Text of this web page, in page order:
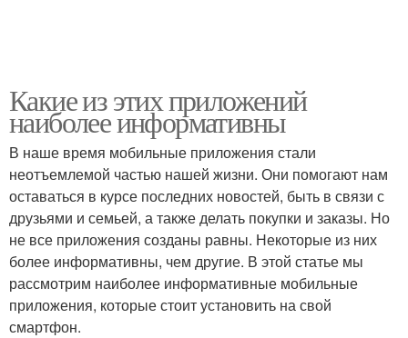
Какие из этих приложений
наиболее информативны
В наше время мобильные приложения стали
неотъемлемой частью нашей жизни. Они помогают нам
оставаться в курсе последних новостей, быть в связи с
друзьями и семьей, а также делать покупки и заказы. Но
не все приложения созданы равны. Некоторые из них
более информативны, чем другие. В этой статье мы
рассмотрим наиболее информативные мобильные
приложения, которые стоит установить на свой
смартфон.